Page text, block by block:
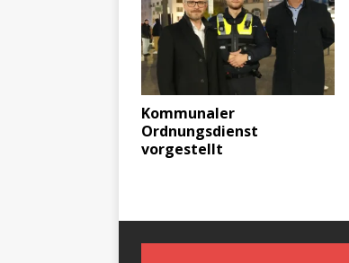
Kommunaler
Ordnungsdienst
vorgestellt